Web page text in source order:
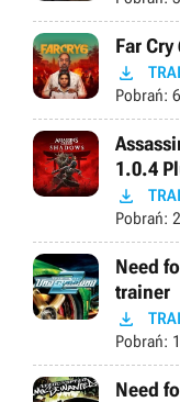
Far

Pobrań:
1.0.4

Pobrań:
Need
trainer

Pobrań:
Need